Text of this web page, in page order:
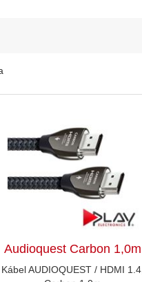
Audioquest Carbon 1,0m
Kábel AUDIOQUEST / HDMI 1.4,